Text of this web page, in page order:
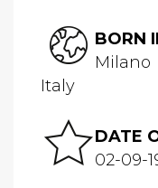
BORN
Milano
Italy
DATE
02-09-